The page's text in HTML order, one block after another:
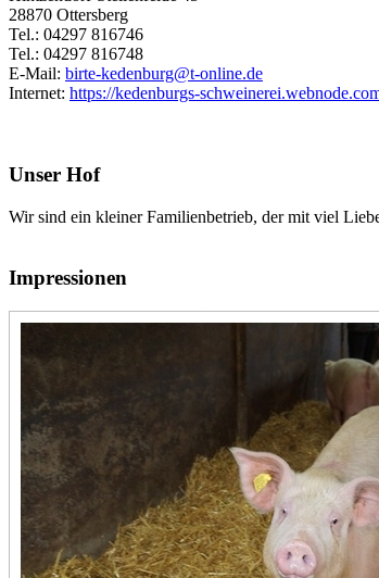
28870 Ottersberg
Tel.: 04297 816746
Tel.: 04297 816748
E-Mail: birte-kedenburg@t-online.de
Internet: https://kedenburgs-
Unser Hof
Wir sind ein kleiner Familienbetrieb, der mit viel
Impressionen